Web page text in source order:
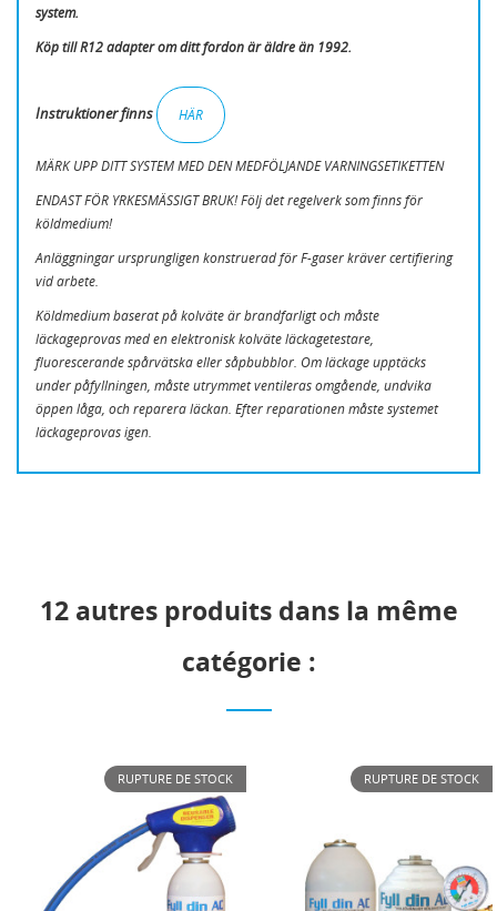
system.
Köp till R12 adapter om ditt fordon är äldre än 1992.
Instruktioner finns HÄR
MÄRK UPP DITT SYSTEM MED DEN MEDFÖLJANDE VARNINGSETIKETTEN
ENDAST FÖR YRKESMÄSSIGT BRUK! Följ det regelverk som finns för
köldmedium!
Anläggningar ursprungligen konstruerad för F-gaser kräver certifiering
vid arbete.
Köldmedium baserat på kolväte är brandfarligt och måste
läckageprovas med en elektronisk kolväte läckagetestare,
fluorescerande spårvätska eller såpbubblor. Om läckage upptäcks
under påfyllningen, måste utrymmet ventileras omgående, undvika
öppen låga, och reparera läckan. Efter reparationen måste systemet
läckageprovas igen.
12 autres produits dans la même
catégorie :
RUPTURE DE STOCK RUPTURE DE STOCK